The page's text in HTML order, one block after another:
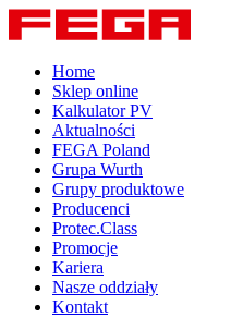
Home
Sklep online
Kalkulator PV
Aktualności
FEGA Poland
Grupa Wurth
Grupy produktowe
Producenci
Protec.Class
Promocje
Kariera
Nasze oddziały
Kontakt